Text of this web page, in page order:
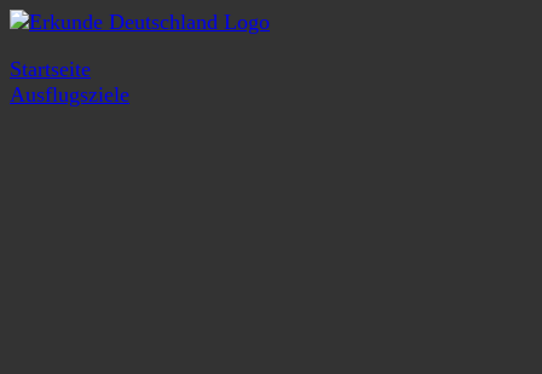
Startseite
Ausflugsziele